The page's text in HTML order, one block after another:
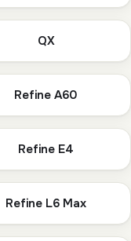
QX
Refine A60
Refine E4
Refine L6 Max